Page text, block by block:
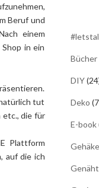
Beruf und
einem
in ein
tut
etc., die für
Plattform
auf die ich
Bücher
DIY
Deko
E-book